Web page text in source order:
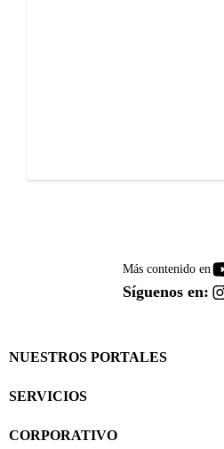
Más contenido en
Síguenos en:
NUESTROS PORTALES
SERVICIOS
CORPORATIVO